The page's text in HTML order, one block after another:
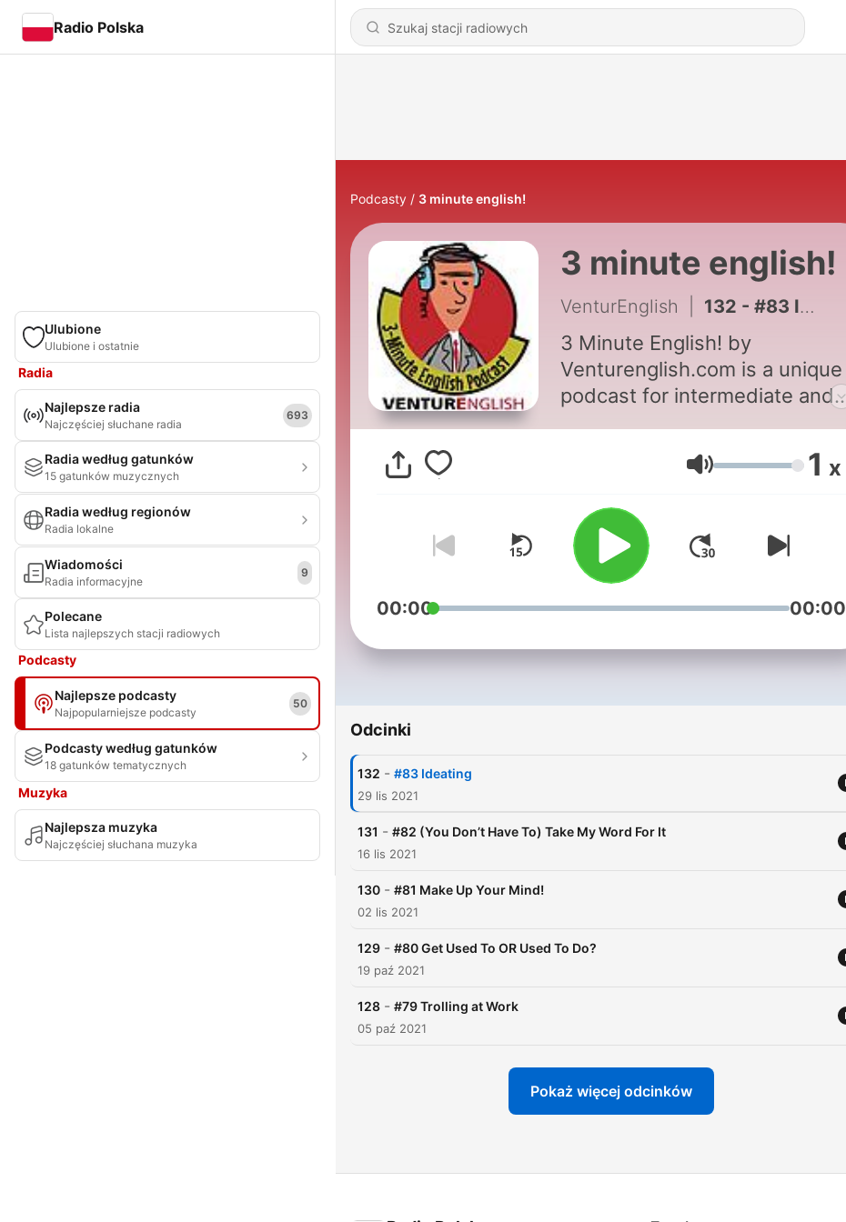
Radio Polska
Ulubione
Ulubione i ostatnie
Radia
Najlepsze radia
Najczęściej słuchane radia
693
Radia według gatunków
15 gatunków muzycznych
Radia według regionów
Radia lokalne
Wiadomości
Radia informacyjne
9
Polecane
Lista najlepszych stacji radiowych
Podcasty
Najlepsze podcasty
Najpopularniejsze podcasty
50
Podcasty według gatunków
18 gatunków tematycznych
Muzyka
Najlepsza muzyka
Najczęściej słuchana muzyka
Podcasty 3 minute english!
3 minute english!
VenturEnglish 132 - #83 Ideating
3 Minute English! by
Venturenglish.com is a unique
podcast for intermediate and
Why unique? Because instead
of presenting idioms or
gives tips on usage, style, and
nuance in English. The host,
Paul Durant, takes about 3 or 4
minutes… more or less… to
to help improve your English.
learners but emphasizes
Głośność 1 x
00:00 00:00
Odcinki
132 - #83 Ideating
29 lis 2021
131 - #82 (You Don’t Have To) Take My Word For It
16 lis 2021
130 - #81 Make Up Your Mind!
02 lis 2021
129 - #80 Get Used To OR Used To Do?
19 paź 2021
128 - #79 Trolling at Work
05 paź 2021
Pokaż więcej odcinków